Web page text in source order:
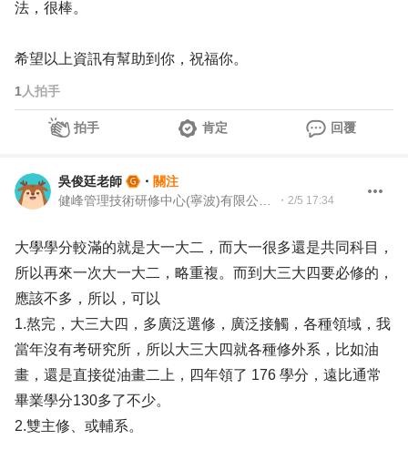
法，很棒。
希望以上資訊有幫助到你，祝福你。
1 人拍手
拍手 肯定 回覆
吳俊廷老師 ・ 關注
・ 2/5 17:34
大學學分較滿的就是大一大二，而大一很多還是共同科目，
所以再來一次大一大二，略重複。而到大三大四要必修的，
應該不多，所以，可以
1.熬完，大三大四，多廣泛選修，廣泛接觸，各種領域，我
當年沒有考研究所，所以大三大四就各種修外系，比如油
畫，還是直接從油畫二上，四年領了 176 學分，遠比通常
畢業學分130多了不少。
2.雙主修、或輔系。